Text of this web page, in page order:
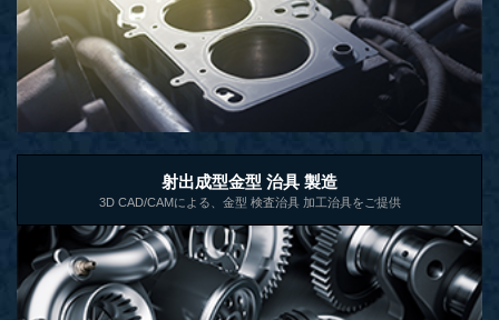
射出成型金型 治具 製造
3D CAD/CAMによる、金型 検査治具 加工治具をご提供